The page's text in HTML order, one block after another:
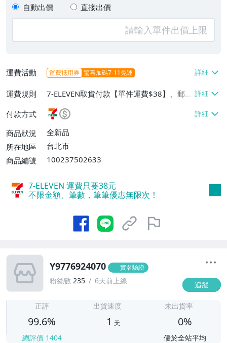
自動出價 直接出價
運費活動 運費抵用券 驚喜加碼7-11免運
運費規則
7-ELEVEN取貨付款【單件運費$38】、郵局
掛號【單件運費$50、滿4件或消費滿$300
0免運費】
付款方式
商品狀況
全新品
所在地區
台北市
商品編號
100237502633
7-ELEVEN 運費只要38元
不限金額、筆數，筆筆優惠無限次！
Y9776924070 實名驗證
粉絲數 235 6天前上線 追蹤
正評
99.6%
總評價 1404
出貨速度
1 天
未出貨率
0%
優於全站平均